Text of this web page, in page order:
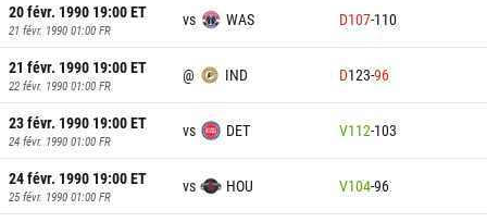
20 févr. 1990 19:00ET
21 févr. 1990 01:00 FR
vs WAS D107-110
21 févr. 1990 19:00ET
22 févr. 1990 01:00 FR
@ IND D123-96
23 févr. 1990 19:00ET
24 févr. 1990 01:00 FR
vs DET V112-103
24 févr. 1990 19:00ET
25 févr. 1990 01:00 FR
vs HOU V104-96